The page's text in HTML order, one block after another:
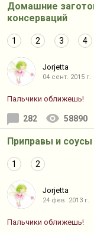
Домашние
консерваций
1 2 3 4
Jorjetta
04 сент. 2015 г.
Пальчики оближешь!
282 58890
Приправы и
1 2
Jorjetta
24 фев. 2013 г.
Пальчики оближешь!